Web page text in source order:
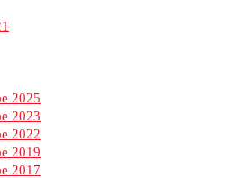
2025
2023
2022
2019
2017